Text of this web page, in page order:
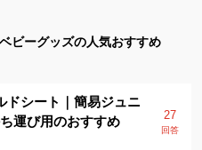
ビーグッズの人気おすすめ
ドシート｜簡易ジュニ
運び用のおすすめ
27
回答